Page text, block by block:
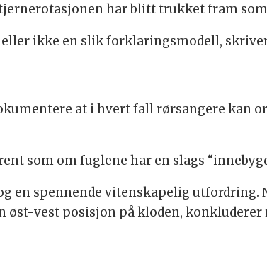
har blitt trukket fram
ikke en slik forklaringsmodell,
at i hvert fall rørsangere kan
som om fuglene har en slags “innebygd
en spennende vitenskapelig
øst-vest posisjon på kloden, konkluderer